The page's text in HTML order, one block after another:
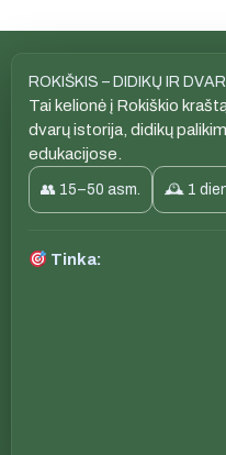
ROKIŠKIS – DIDIKŲ IR
Tai kelionė į Rokiškio
dvarų istorija, didikų
edukacijose.
👥 15–50 asm. 🕰 1
Tinka: